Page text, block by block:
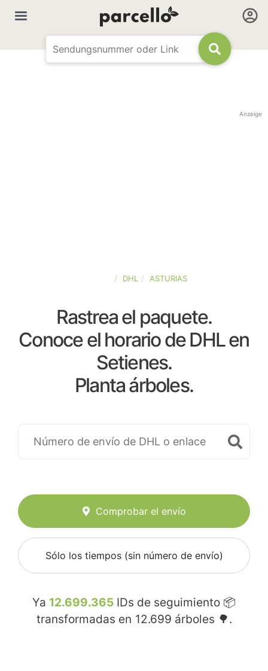
Anzeige
DHL ASTURIAS
Rastrea el paquete.
Conoce el horario de DHL en
Setienes.
Planta árboles.
Comprobar el envío
Sólo los tiempos (sin número de envío)
Ya 12.699.365 IDs de seguimiento 📦
transformadas en 12.699 árboles 🌳.